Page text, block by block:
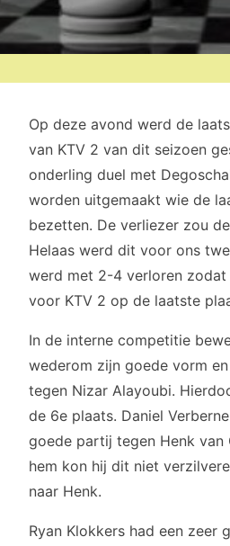
Op deze avond werd de
van KTV 2 van dit seizoen
onderling duel met
worden uitgemaakt wie de
bezetten. De verliezer zou
Helaas werd dit voor ons
werd met 2-4 verloren zodat
voor KTV 2 op de laatste
In de interne competitie
wederom zijn goede vorm
tegen Nizar Alayoubi.
de 6e plaats. Daniel
goede partij tegen Henk van
hem kon hij dit niet
naar Henk.
Ryan Klokkers had een zeer